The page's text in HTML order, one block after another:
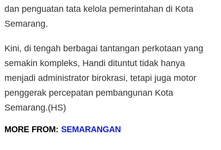
dan penguatan tata kelola pemerintahan di Kota
Semarang.
Kini, di tengah berbagai tantangan perkotaan yang
semakin kompleks, Handi dituntut tidak hanya
menjadi administrator birokrasi, tetapi juga motor
penggerak percepatan pembangunan Kota
Semarang.(HS)
MORE FROM: SEMARANGAN